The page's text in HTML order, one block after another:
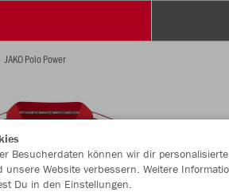
JAKO Polo Power
Besucherdaten können wir dir personalisierte
unsere Website verbessern. Weitere
Du in den Einstellungen.